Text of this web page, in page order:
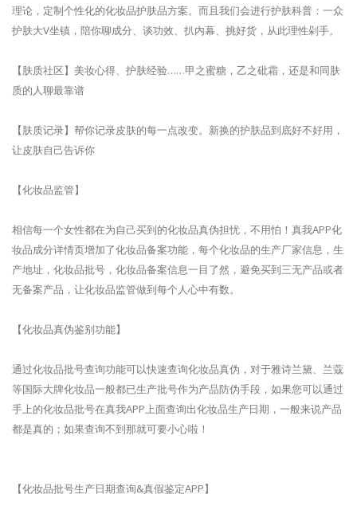
理论，定制个性化的化妆品护肤品方案。而且我们会进行护肤科普：一众
护肤大V坐镇，陪你聊成分、谈功效、扒内幕、挑好货，从此理性剁手。
【肤质社区】美妆心得、护肤经验……甲之蜜糖，乙之砒霜，还是和同肤
质的人聊最靠谱
【肤质记录】帮你记录皮肤的每一点改变。新换的护肤品到底好不好用，
让皮肤自己告诉你
【化妆品监管】
相信每一个女性都在为自己买到的化妆品真伪担忧，不用怕！真我APP化
妆品成分详情页增加了化妆品备案功能，每个化妆品的生产厂家信息，生
产地址，化妆品批号，化妆品备案信息一目了然，避免买到三无产品或者
无备案产品，让化妆品监管做到每个人心中有数。
【化妆品真伪鉴别功能】
通过化妆品批号查询功能可以快速查询化妆品真伪，对于雅诗兰黛、兰蔻
等国际大牌化妆品一般都已生产批号作为产品防伪手段，如果您可以通过
手上的化妆品批号在真我APP上面查询出化妆品生产日期，一般来说产品
都是真的；如果查询不到那就可要小心啦！
【化妆品批号生产日期查询&真假鉴定APP】